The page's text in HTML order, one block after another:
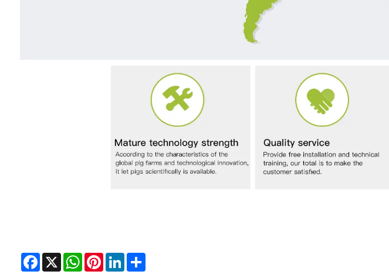
Facebook
X WhatsAppPinterestLinkedInShare